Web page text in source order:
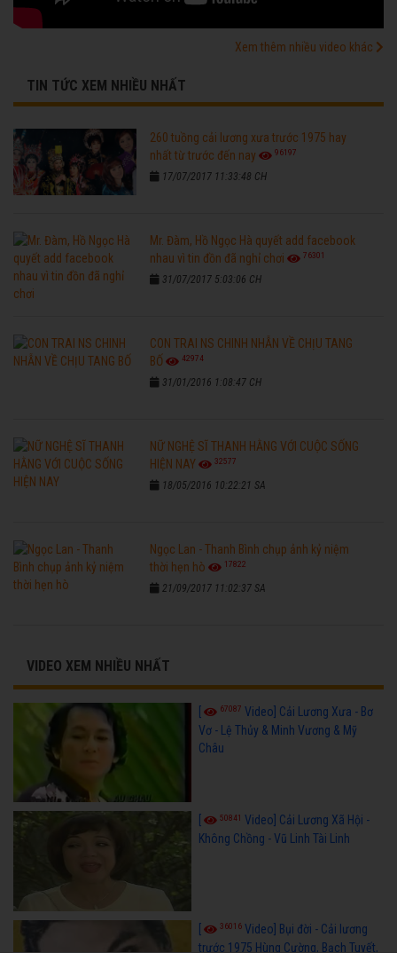
Xem thêm nhiều video khác
TIN TỨC XEM NHIỀU NHẤT
260 tuồng cải lương xưa trước 1975 hay
nhất từ trước đến nay
96197
17/07/2017 11:33:48 CH
Mr. Đàm, Hồ Ngọc Hà quyết add facebook
nhau vì tin đồn đã nghỉ chơi
76301
31/07/2017 5:03:06 CH
CON TRAI NS CHINH NHẪN VỀ CHỊU TANG
BỐ
42974
31/01/2016 1:08:47 CH
NỮ NGHỆ SĨ THANH HẰNG VỚI CUỘC SỐNG
HIỆN NAY
32577
18/05/2016 10:22:21 SA
Ngọc Lan - Thanh Bình chụp ảnh kỷ niệm
thời hẹn hò
17822
21/09/2017 11:02:37 SA
VIDEO XEM NHIỀU NHẤT
67087 Video] Cải Lương Xưa - Bơ
Vơ - Lệ Thủy & Minh Vương & Mỹ
Châu
50841 Video] Cải Lương Xã Hội -
Không Chồng - Vũ Linh Tài Linh
36016 Video] Bụi đời - Cải lương
trước 1975 Hùng Cường, Bạch Tuyết,